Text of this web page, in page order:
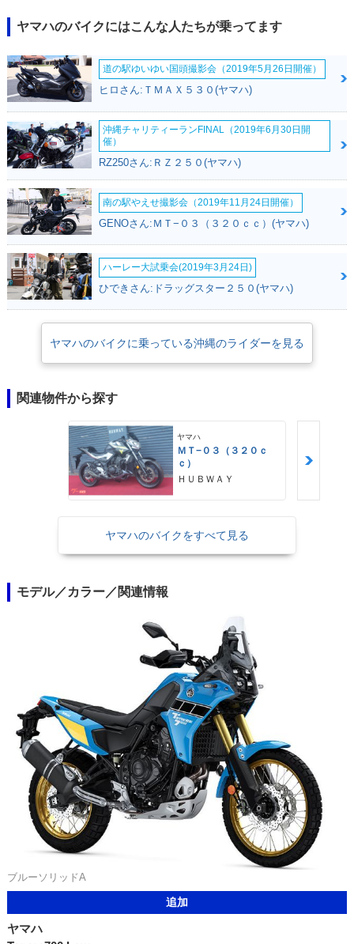
に、アドベンチャーモデル向けのセッティングが行われたものだった。2
気筒になったとはいえ、もともとコンパクトなエンジンだったので、「テ
ネレ」らしいスリムな車体は変わっていない。ホイールサイズは前21イン
チ、後ろ18インチ。タイヤはピレリ製のスコーピオンラリーSTRがセット
されていた。2019年10月に開催された第46回東京モーターショー2019に
参考出品され、2020年夏以降の日本での発売予定がアナウンスされ、実
年）排出ガス規制に適合した。2024年モデルでは、同じ時代の欧州向け
モデルと同じように、LEDウインカーを採用し、タテ型なのが特徴だった
液晶メーターは、フルカラー仕様になった。USB電源ソケットを採用。
ABSにはキャンセル機構が追加された。後輪のみオフも可能になった。
2024年11月に、欧州市場向けの2025年モデルが発表された。新しいフロ
ントマスクが与えられるとともに、各部のアップデートが施された。その
主な内容は、電子制御スロットル採用によるスロットルマップの切り替え
機構の搭載、フルアジャスタブルタイプの前後サス、フレームの強化、大
きくなったフットペグ、これまでよりも大きくなった6.3インチのタテ型
フルカラー液晶ディスプレイメーターの装備など。2025年モデルは、
2025年3月から日本国内でも発売された。※1・サハラ砂漠の中南部を指
す「テネレ砂漠」に由来。テネレは、現地トゥアレグ族の言葉で「何もな
い場所」を意味。※2・2気筒エンジン車は「スーパーテネレ」とされてい
た。XTZ750スーパーテネレ（1989年-）
ヤマハのバイクにはこんな人たちが乗ってます
道の駅ゆいゆい国頭撮影会（2019年5月26日開催）
ヒロさん:ＴＭＡＸ５３０(ヤマハ)
沖縄チャリティーランFINAL（2019年6月30日開
催）
RZ250さん:ＲＺ２５０(ヤマハ)
南の駅やえせ撮影会（2019年11月24日開催）
GENOさん:ＭＴ−０３（３２０ｃｃ）(ヤマハ)
ハーレー大試乗会(2019年3月24日)
ひできさん:ドラッグスター２５０(ヤマハ)
ヤマハのバイクに乗っている沖縄のライダーを見る
関連物件から探す
ヤマハ
ＭＴ−０３（３２０ｃ
ｃ）
ＨＵＢＷＡＹ
ヤマハのバイクをすべて見る
モデル／カラー／関連情報
ブルーソリッドA
追加
ヤマハ